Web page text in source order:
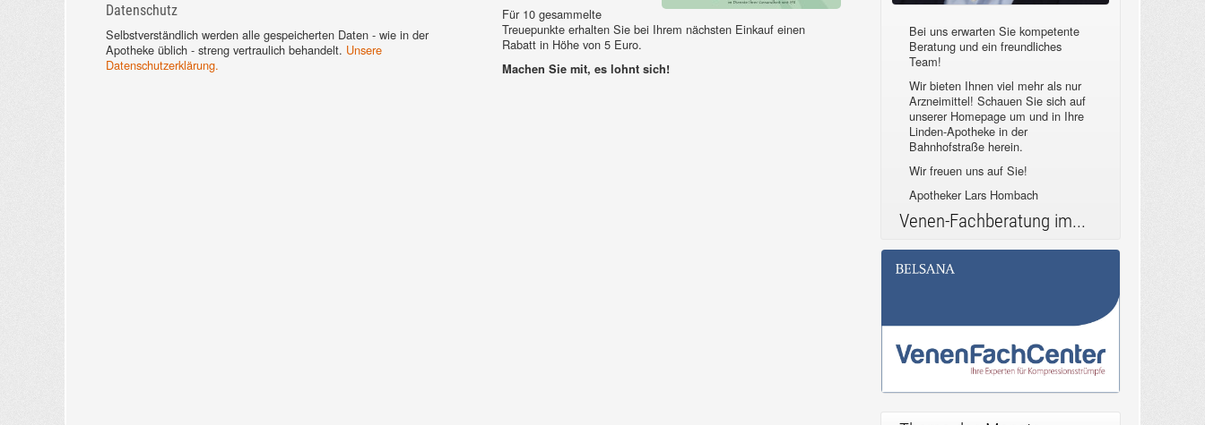
Datenschutz
Selbstverständlich werden alle gespeicherten Daten - wie in der
Apotheke üblich - streng vertraulich behandelt. Unsere
Datenschutzerklärung.
Für 10 gesammelte
Treuepunkte erhalten Sie bei Ihrem nächsten Einkauf einen
Rabatt in Höhe von 5 Euro.
Machen Sie mit, es lohnt sich!
Bei uns erwarten Sie kompetente
Beratung und ein freundliches
Team!
Wir bieten Ihnen viel mehr als nur
Arzneimittel! Schauen Sie sich auf
unserer Homepage um und in Ihre
Linden-Apotheke in der
Bahnhofstraße herein.
Wir freuen uns auf Sie!
Apotheker Lars Hombach
Venen-Fachberatung im...